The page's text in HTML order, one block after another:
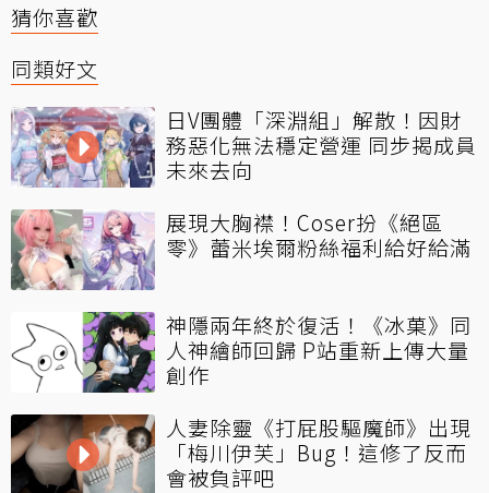
猜你喜歡
同類好文
日V團體「深淵組」解散！因財
務惡化無法穩定營運 同步揭成員
未來去向
展現大胸襟！Coser扮《絕區
零》蕾米埃爾粉絲福利給好給滿
神隱兩年終於復活！《冰菓》同
人神繪師回歸 P站重新上傳大量
創作
人妻除靈《打屁股驅魔師》出現
「梅川伊芙」Bug！這修了反而
會被負評吧